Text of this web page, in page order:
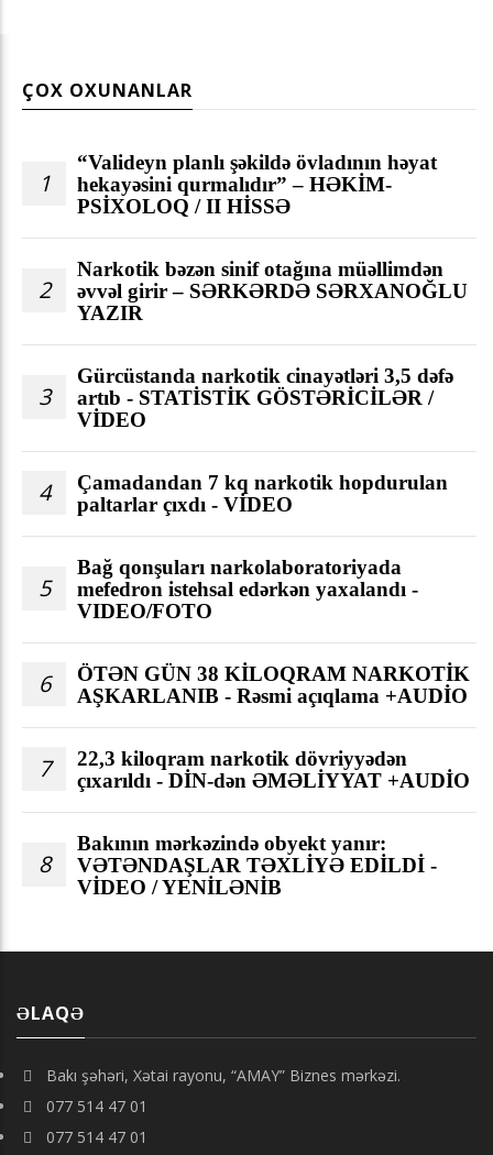
ÇOX OXUNANLAR
1
“Valideyn planlı şəkildə övladının həyat
hekayəsini qurmalıdır” – HƏKİM-
PSİXOLOQ / II HİSSƏ
2
Narkotik bəzən sinif otağına müəllimdən
əvvəl girir – SƏRKƏRDƏ SƏRXANOĞLU
YAZIR
3
Gürcüstanda narkotik cinayətləri 3,5 dəfə
artıb - STATİSTİK GÖSTƏRİCİLƏR /
VİDEO
4
Çamadandan 7 kq narkotik hopdurulan
paltarlar çıxdı - VİDEO
5
Bağ qonşuları narkolaboratoriyada
mefedron istehsal edərkən yaxalandı -
VIDEO/FOTO
6
ÖTƏN GÜN 38 KİLOQRAM NARKOTİK
AŞKARLANIB - Rəsmi açıqlama +AUDİO
7
22,3 kiloqram narkotik dövriyyədən
çıxarıldı - DİN-dən ƏMƏLİYYAT +AUDİO
8
Bakının mərkəzində obyekt yanır:
VƏTƏNDAŞLAR TƏXLİYƏ EDİLDİ -
VİDEO / YENİLƏNİB
ƏLAQƏ
Bakı şəhəri, Xətai rayonu, “AMAY” Biznes mərkəzi.
077 514 47 01
077 514 47 01